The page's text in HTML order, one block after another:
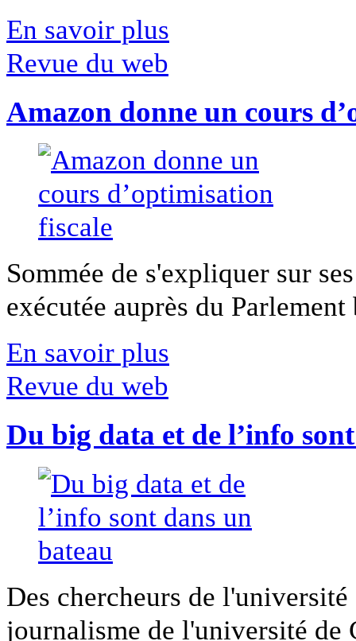
En savoir plus
Revue du web
Amazon donne un cours
Sommée de s'expliquer sur
exécutée auprès du
En savoir plus
Revue du web
Du big data et de l’info
Des chercheurs de
journalisme de l'université